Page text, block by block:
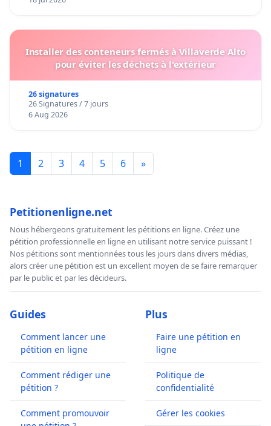
Installer des conteneurs fermés à Villaverde Alto
pour éviter les déchets à l'extérieur
26 signatures
26 Signatures / 7 jours
6 Aug 2026
1 2 3 4 5 6 »
Petitionenligne.net
Nous hébergeons gratuitement les pétitions en ligne. Créez une
pétition professionnelle en ligne en utilisant notre service puissant !
Nos pétitions sont mentionnées tous les jours dans divers médias,
alors créer une pétition est un excellent moyen de se faire remarquer
par le public et par les décideurs.
Guides
Comment lancer une
pétition en ligne
Comment rédiger une
pétition ?
Comment promouvoir
Plus
Faire une pétition en
ligne
Politique de
confidentialité
Gérer les cookies